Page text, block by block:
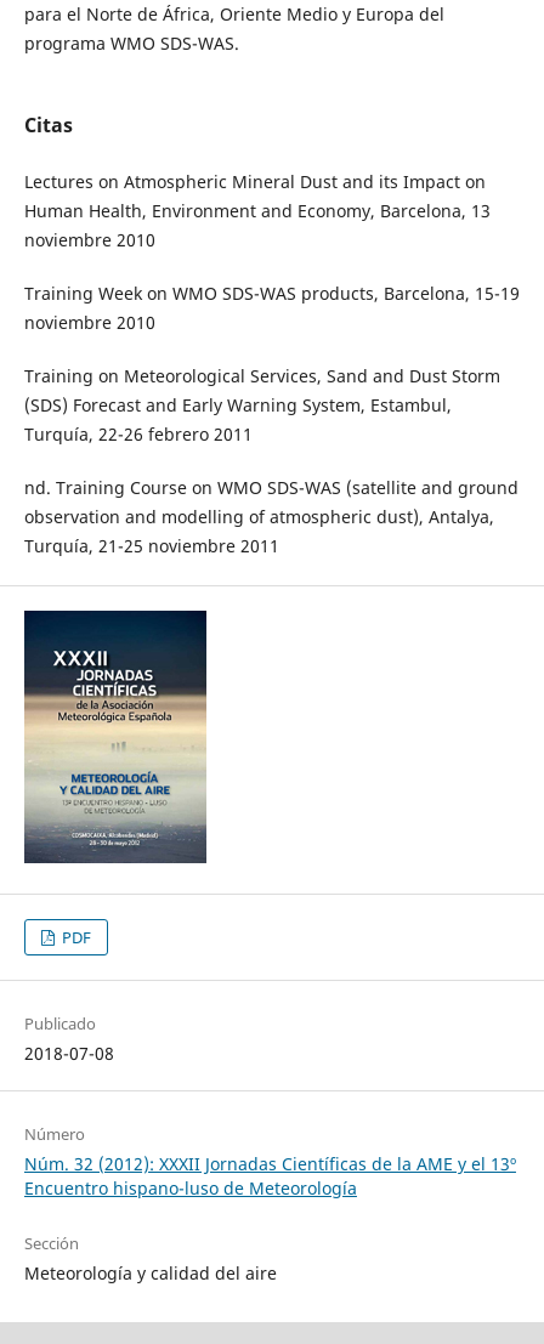
para el Norte de África, Oriente Medio y Europa del
programa WMO SDS-WAS.
Citas
Lectures on Atmospheric Mineral Dust and its Impact on
Human Health, Environment and Economy, Barcelona, 13
noviembre 2010
Training Week on WMO SDS-WAS products, Barcelona, 15-19
noviembre 2010
Training on Meteorological Services, Sand and Dust Storm
(SDS) Forecast and Early Warning System, Estambul,
Turquía, 22-26 febrero 2011
nd. Training Course on WMO SDS-WAS (satellite and ground
observation and modelling of atmospheric dust), Antalya,
Turquía, 21-25 noviembre 2011
PDF
Publicado
2018-07-08
Número
Núm. 32 (2012): XXXII Jornadas Científicas de la AME y el 13º
Encuentro hispano-luso de Meteorología
Sección
Meteorología y calidad del aire